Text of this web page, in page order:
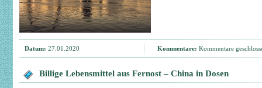
Datum: 27.01.2020 Kommentare: Kommentare
Billige Lebensmittel aus Fernost – China in Dosen